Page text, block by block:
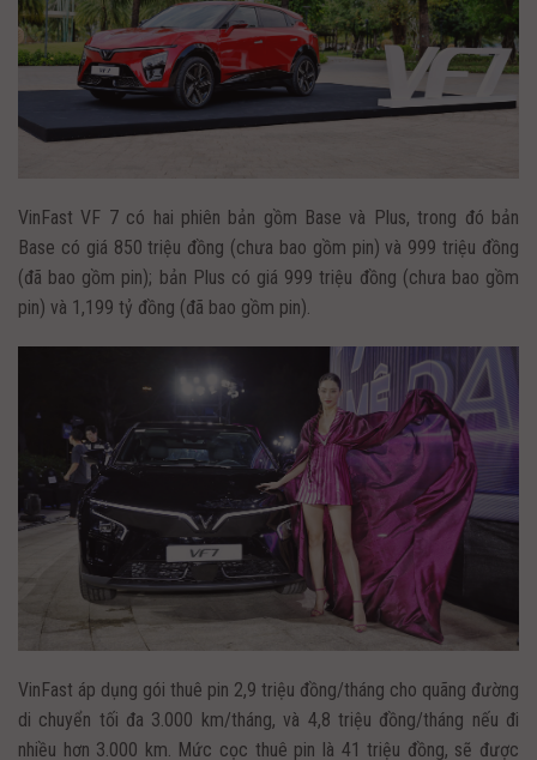
VinFast VF 7 có hai phiên bản gồm Base và Plus, trong đó bản
Base có giá 850 triệu đồng (chưa bao gồm pin) và 999 triệu đồng
(đã bao gồm pin); bản Plus có giá 999 triệu đồng (chưa bao gồm
pin) và 1,199 tỷ đồng (đã bao gồm pin).
VinFast áp dụng gói thuê pin 2,9 triệu đồng/tháng cho quãng đường
di chuyển tối đa 3.000 km/tháng, và 4,8 triệu đồng/tháng nếu đi
nhiều hơn 3.000 km. Mức cọc thuê pin là 41 triệu đồng, sẽ được